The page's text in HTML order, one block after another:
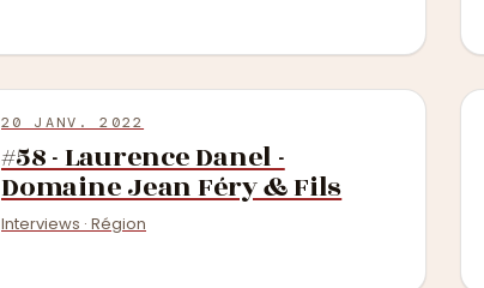
20 JANV. 2022
#58 - Laurence Danel -
Domaine Jean Féry & Fils
Interviews · Région